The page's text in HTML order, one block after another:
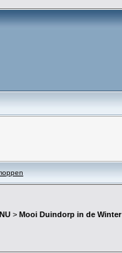
> Mooi Duindorp in de Winter